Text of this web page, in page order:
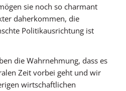
sie noch so charmant
daherkommen, die
Politikausrichtung ist
die Wahrnehmung, dass es
Zeit vorbei geht und wir
wirtschaftlichen